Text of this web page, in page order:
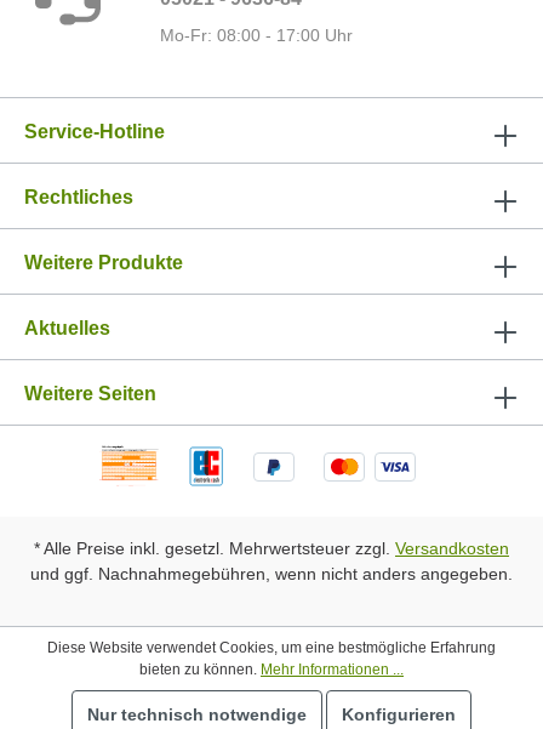
Mo-Fr: 08:00 - 17:00 Uhr
Service-Hotline
Rechtliches
Weitere Produkte
Aktuelles
Weitere Seiten
* Alle Preise inkl. gesetzl. Mehrwertsteuer zzgl. Versandkosten
und ggf. Nachnahmegebühren, wenn nicht anders angegeben.
Diese Website verwendet Cookies, um eine bestmögliche Erfahrung
bieten zu können. Mehr Informationen ...
Nur technisch notwendige Konfigurieren